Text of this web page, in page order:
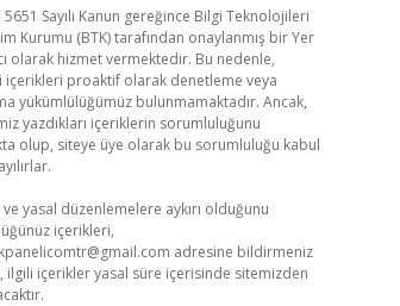
5651 Sayılı Kanun gereğince Bilgi Teknolojileri
Kurumu (BTK) tarafından onaylanmış bir Yer
olarak hizmet vermektedir. Bu nedenle,
içerikleri proaktif olarak denetleme veya
yükümlülüğümüz bulunmamaktadır. Ancak,
yazdıkları içeriklerin sorumluluğunu
olup, siteye üye olarak bu sorumluluğu kabul
ve yasal düzenlemelere aykırı olduğunu
içerikleri,
adresine bildirmeniz
ilgili içerikler yasal süre içerisinde sitemizden